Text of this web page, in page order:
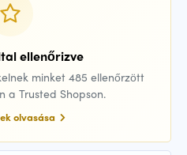
ellenőrizve
minket 485 ellenőrzött
a Trusted Shopson.
olvasása